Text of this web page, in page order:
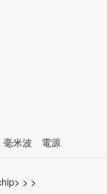
毫米波
電源
> > >